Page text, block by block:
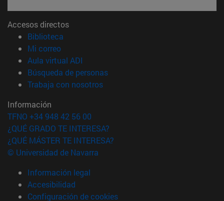
Accesos directos
Biblioteca
Mi correo(abre en nueva ventana)
Aula virtual ADI
Búsqueda de personas(abre en nueva ventana)
Trabaja con nosotros(abre en nueva ventana)
Información
TFNO +34 948 42 56 00
¿QUÉ GRADO TE INTERESA?
¿QUÉ MÁSTER TE INTERESA?
© Universidad de Navarra
Información legal
Accesibilidad
Configuración de cookies